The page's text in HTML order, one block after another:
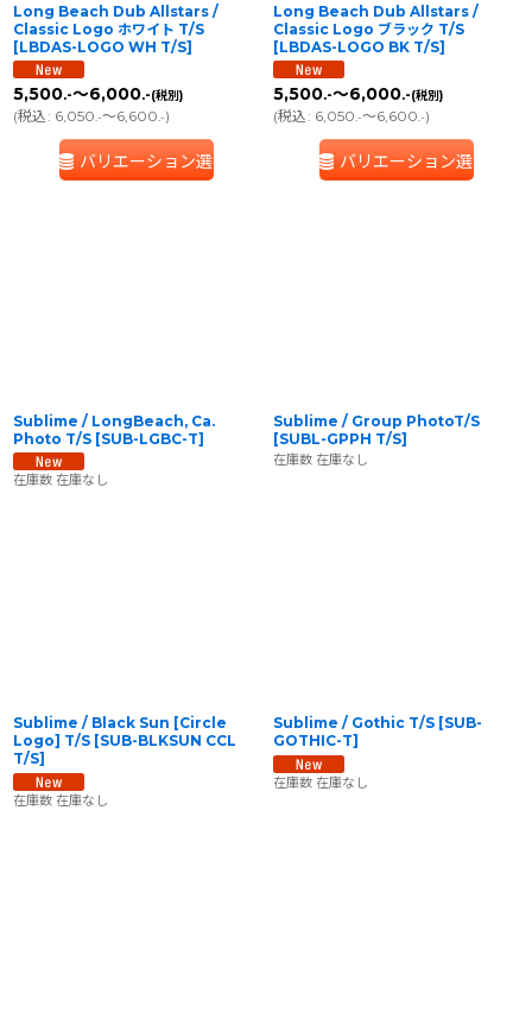
Long Beach Dub Allstars /
Classic Logo ホワイト T/S
[LBDAS-LOGO WH T/S]
5,500.-～6,000.-(税別)
(税込: 6,050.-～6,600.-)
バリエーション選択
Long Beach Dub Allstars /
Classic Logo ブラック T/S
[LBDAS-LOGO BK T/S]
5,500.-～6,000.-(税別)
(税込: 6,050.-～6,600.-)
バリエーション選択
Sublime / LongBeach, Ca.
Photo T/S [SUB-LGBC-T]
在庫数 在庫なし
Sublime / Group PhotoT/S
[SUBL-GPPH T/S]
在庫数 在庫なし
Sublime / Black Sun [Circle
Logo] T/S [SUB-BLKSUN CCL
T/S]
在庫数 在庫なし
Sublime / Gothic T/S [SUB-
GOTHIC-T]
在庫数 在庫なし